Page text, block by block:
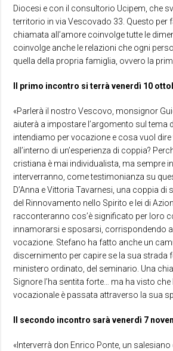
Diocesi e con il consultorio Ucipem, che
territorio in via Vescovado 33. Questo per
chiamata all’amore coinvolge tutte le
coinvolge anche le relazioni che ogni
quella della propria famiglia, ovvero la
Il primo incontro si terrà venerdì 10
«Parlerà il nostro Vescovo, monsignor
aiuterà a impostare l’argomento sul tema
intendiamo per vocazione e cosa vuol
all’interno di un’esperienza di coppia?
cristiana è mai individualista, ma sempre
interverranno, come testimonianza su
D’Anna e Vittoria Tavarnesi, una coppia di
del Rinnovamento nello Spirito e lei di
racconteranno cos’è significato per loro
innamorarsi e sposarsi, corrispondendo
vocazione. Stefano ha fatto anche un
discernimento per capire se la sua strada
ministero ordinato, del seminario. Una
Signore l’ha sentita forte… ma ha visto
vocazionale è passata attraverso la sua
Il secondo incontro sarà venerdì 7
«Interverrà don Enrico Ponte, un